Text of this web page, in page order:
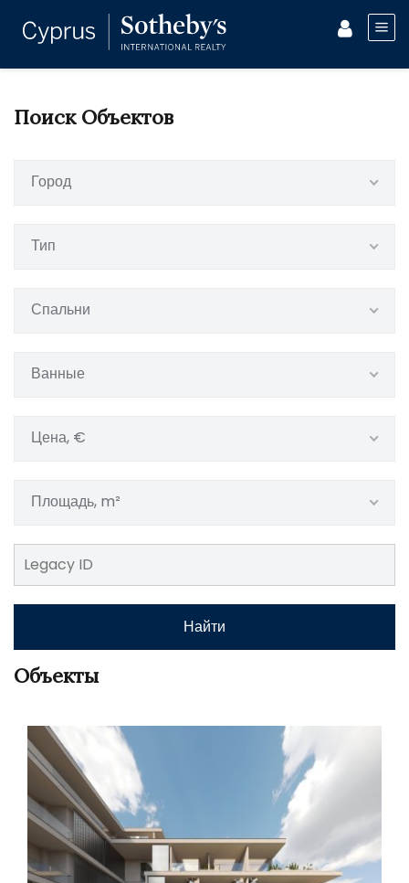
Поиск Объектов
Город
Тип
Спальни
Ванные
Цена, €
Площадь, m²
Найти
Объекты